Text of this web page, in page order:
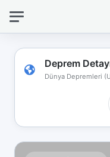
Deprem
Dünya Depremleri
koptu!